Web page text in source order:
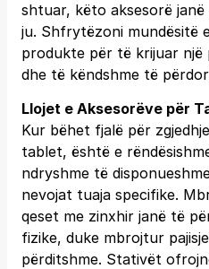
shtuar, këto aksesorë
ju. Shfrytëzoni mundësitë
produkte për të krijuar një
dhe të këndshme të
Llojet e Aksesorëve për
Kur bëhet fjalë për
tablet, është e
ndryshme të
nevojat tuaja specifike.
qeset me zinxhir janë të
fizike, duke mbrojtur
përditshme. Stativët